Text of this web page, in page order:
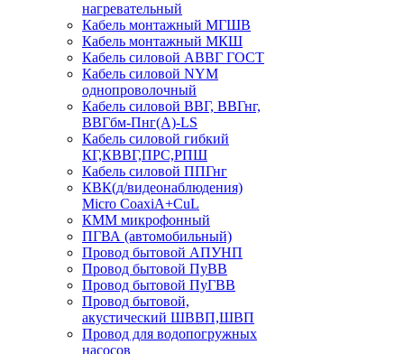
нагревательный
Кабель монтажный МГШВ
Кабель монтажный МКШ
Кабель силовой АВВГ ГОСТ
Кабель силовой NYM
однопроволочный
Кабель силовой ВВГ, ВВГнг,
ВВГбм-Пнг(А)-LS
Кабель силовой гибкий
КГ,КВВГ,ПРС,РПШ
Кабель силовой ППГнг
КВК(д/видеонаблюдения)
Micro CoaxiA+CuL
КММ микрофонный
ПГВА (автомобильный)
Провод бытовой АПУНП
Провод бытовой ПуВВ
Провод бытовой ПуГВВ
Провод бытовой,
акустический ШВВП,ШВП
Провод для водопогружных
насосов